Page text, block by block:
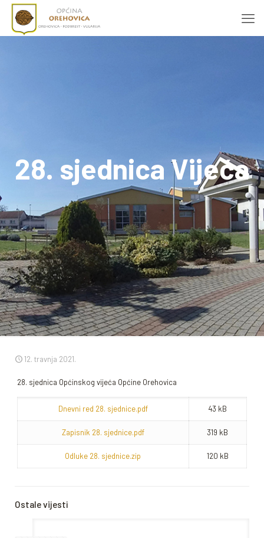
28. sjednica Vijeća
12. travnja 2021.
28. sjednica Općinskog vijeća Općine Orehovica
Dnevni red 28. sjednice.pdf 43 kB
Zapisnik 28. sjednice.pdf 319 kB
Odluke 28. sjednice.zip 120 kB
Ostale vijesti